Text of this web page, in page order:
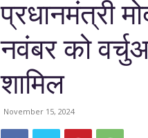
प्रधानमंत्री
नवंबर को
शामिल
November 15, 2024